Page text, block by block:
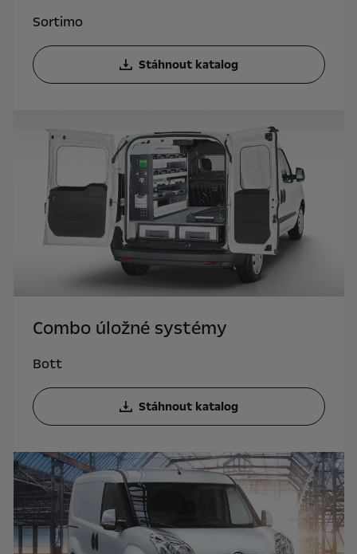
Sortimo
Stáhnout katalog
Combo úložné systémy
Bott
Stáhnout katalog